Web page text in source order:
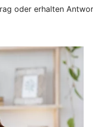
oder erhalten